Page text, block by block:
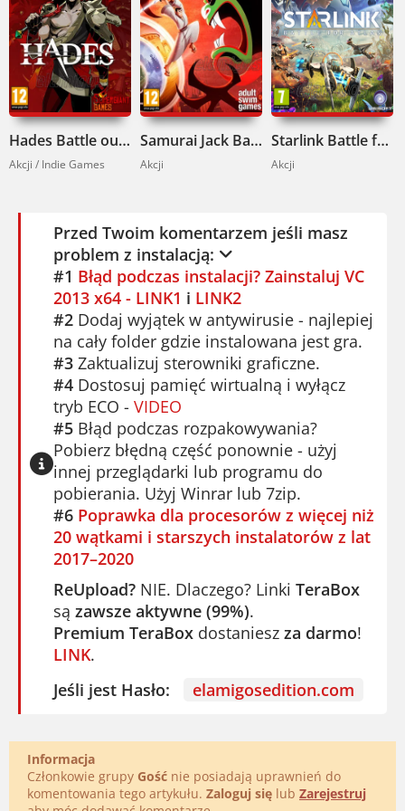
chwili. Graj lokalnie z kumplem w trybie
multiplayer. Sprawdzaj rankingi i
porównuj wyniki. Jeśli lubisz rywalizację –
świetnie. A jeśli woliszStreet Fighter, ta
kompilacja da ci podobną dawkę emocji.
Chcesz poczuć klimat lat 80? Włącz filtr
hiszpańsku, rosyjsku, portugalsku,
chińsku, koreańsku, japońsku, tajsku i
hindi. Sprawdź też Dreamcast Collection
innymi remasterami.
Capcom Arcade Stadium to kawał historii
gier. Dla fanów retro i arcade - must have.
Pobierz, zagraj i przypomnij sobie, jak to
było.
Hades Battle out of Hell Pobierz
Akcji / Indie Games
Samurai Jack Battle Through Time Pobierz
Akcji
Starlink Battle for Atlas Pobierz
Akcji
Przed Twoim komentarzem jeśli masz
problem z instalacją:
#1 Błąd podczas instalacji? Zainstaluj VC
2013 x64 - LINK1 i LINK2
#2 Dodaj wyjątek w antywirusie - najlepiej
na cały folder gdzie instalowana jest gra.
#3 Zaktualizuj sterowniki graficzne.
#4 Dostosuj pamięć wirtualną i wyłącz
tryb ECO - VIDEO
#5 Błąd podczas rozpakowywania?
Pobierz błędną część ponownie - użyj
innej przeglądarki lub programu do
pobierania. Użyj Winrar lub 7zip.
#6 Poprawka dla procesorów z więcej niż
20 wątkami i starszych instalatorów z lat
2017–2020
ReUpload? NIE. Dlaczego? Linki TeraBox
są zawsze aktywne (99%).
Premium TeraBox dostaniesz za darmo!
LINK.
Jeśli jest Hasło:
elamigosedition.com
Informacja
Członkowie grupy Gość nie posiadają uprawnień do
komentowania tego artykułu. Zaloguj się lub Zarejestruj